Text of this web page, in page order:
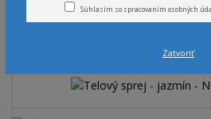
JASMINE
Súhlasím so spracovaním osobných
Zatvoriť